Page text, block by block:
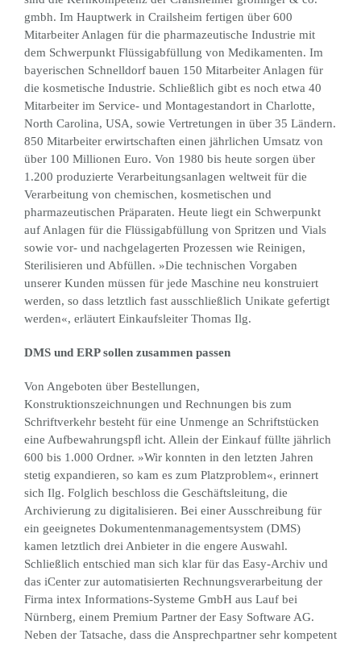
gmbh. Im Hauptwerk in Crailsheim fertigen über 600
Mitarbeiter Anlagen für die pharmazeutische Industrie mit
dem Schwerpunkt Flüssigabfüllung von Medikamenten. Im
bayerischen Schnelldorf bauen 150 Mitarbeiter Anlagen für
die kosmetische Industrie. Schließlich gibt es noch etwa 40
Mitarbeiter im Service- und Montagestandort in Charlotte,
North Carolina, USA, sowie Vertretungen in über 35 Ländern.
850 Mitarbeiter erwirtschaften einen jährlichen Umsatz von
über 100 Millionen Euro. Von 1980 bis heute sorgen über
1.200 produzierte Verarbeitungsanlagen weltweit für die
Verarbeitung von chemischen, kosmetischen und
pharmazeutischen Präparaten. Heute liegt ein Schwerpunkt
auf Anlagen für die Flüssigabfüllung von Spritzen und Vials
sowie vor- und nachgelagerten Prozessen wie Reinigen,
Sterilisieren und Abfüllen. »Die technischen Vorgaben
unserer Kunden müssen für jede Maschine neu konstruiert
werden, so dass letztlich fast ausschließlich Unikate gefertigt
werden«, erläutert Einkaufsleiter Thomas Ilg.
DMS und ERP sollen zusammen passen
Von Angeboten über Bestellungen,
Konstruktionszeichnungen und Rechnungen bis zum
Schriftverkehr besteht für eine Unmenge an Schriftstücken
eine Aufbewahrungspﬂ icht. Allein der Einkauf füllte jährlich
600 bis 1.000 Ordner. »Wir konnten in den letzten Jahren
stetig expandieren, so kam es zum Platzproblem«, erinnert
sich Ilg. Folglich beschloss die Geschäftsleitung, die
Archivierung zu digitalisieren. Bei einer Ausschreibung für
ein geeignetes Dokumentenmanagementsystem (DMS)
kamen letztlich drei Anbieter in die engere Auswahl.
Schließlich entschied man sich klar für das Easy-Archiv und
das iCenter zur automatisierten Rechnungsverarbeitung der
Firma intex Informations-Systeme GmbH aus Lauf bei
Nürnberg, einem Premium Partner der Easy Software AG.
Neben der Tatsache, dass die Ansprechpartner sehr kompetent